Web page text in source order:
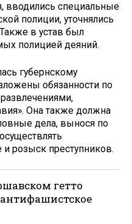
вводились специальные
полиции, уточнялись
в устав был
полицией деяний.
губернскому
обязанности по
Она также должна
дела, вынося по
и розыск преступников.
гетто